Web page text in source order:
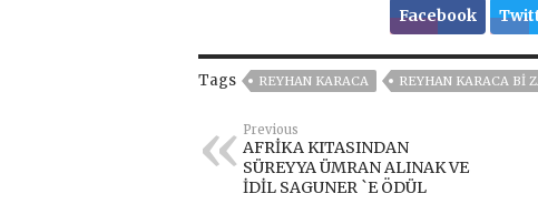
Facebook
Tags REYHAN KARACA REYHAN KARACA BI
Previous
AFRİKA KITASINDAN
SÜREYYA ÜMRAN ALINAK VE
İDİL SAGUNER `E ÖDÜL